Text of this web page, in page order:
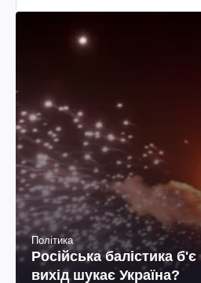
Політика
Російська балістика
вихід шукає Україна?